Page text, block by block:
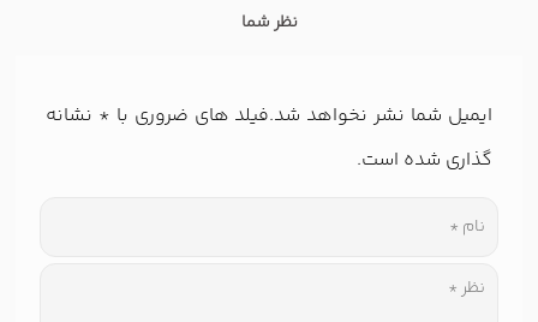
نظر شما
ایمیل شما نشر نخواهد شد.فیلد های ضروری با * نشانه
گذاری شده است.